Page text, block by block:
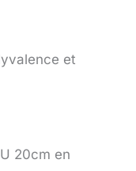
et
20cm en